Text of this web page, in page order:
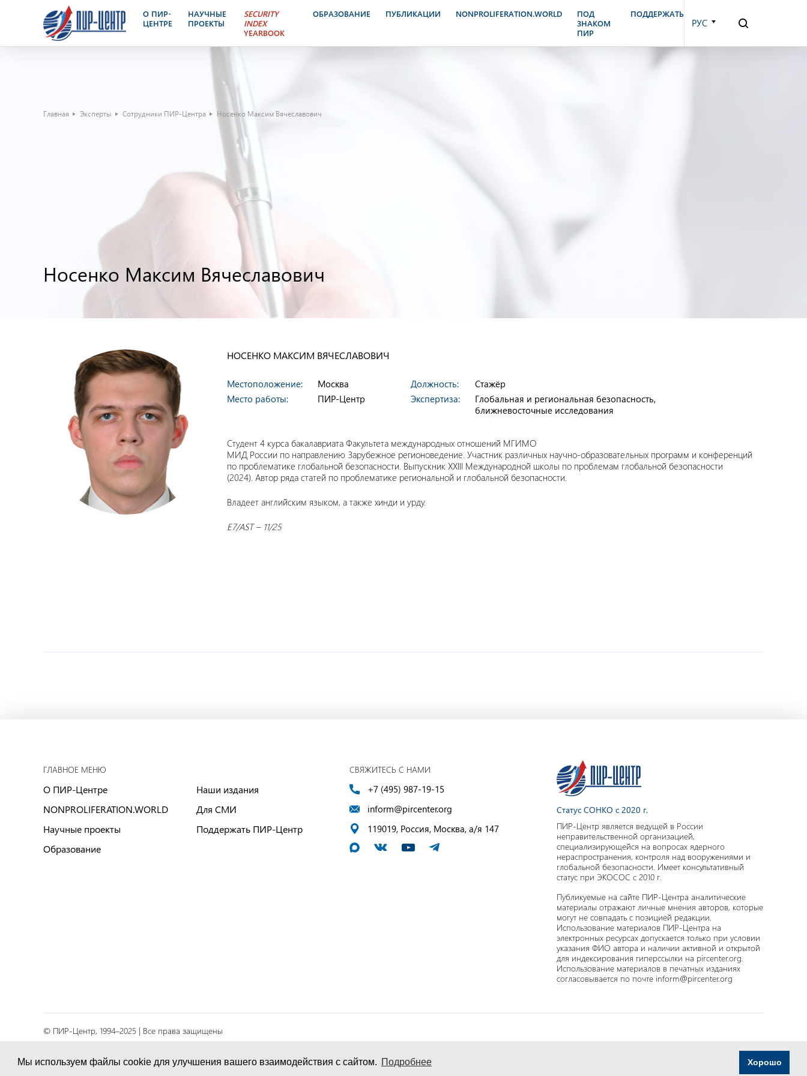
Мы используем файлы cookie для улучшения вашего взаимодействия с сайтом. Подробнее Хорошо
О ПИР-
ЦЕНТРЕ
НАУЧНЫЕ
ПРОЕКТЫ
SECURITY
INDEX
YEARBOOK
ОБРАЗОВАНИЕ ПУБЛИКАЦИИ NONPROLIFERATION.WORLD
ПОД
ЗНАКОМ
ПИР
ПОДДЕРЖАТЬ
РУС
Главная Эксперты Сотрудники ПИР-Центра Носенко Максим Вячеславович
Носенко Максим Вячеславович
НОСЕНКО МАКСИМ ВЯЧЕСЛАВОВИЧ
Местоположение:
Москва
Место работы:
ПИР-Центр
Должность:
Стажёр
Экспертиза:
Глобальная и региональная безопасность,
ближневосточные исследования
Студент 4 курса бакалавриата Факультета международных отношений МГИМО
МИД России по направлению Зарубежное регионоведение. Участник различных научно-образовательных программ и конференций
по проблематике глобальной безопасности. Выпускник XXIII Международной школы по проблемам глобальной безопасности
(2024). Автор ряда статей по проблематике региональной и глобальной безопасности.
Владеет английским языком, а также хинди и урду.
E7/AST – 11/25
ГЛАВНОЕ МЕНЮ
О ПИР-Центре
NONPROLIFERATION.WORLD
Научные проекты
Образование
Наши издания
Для СМИ
Поддержать ПИР-Центр
СВЯЖИТЕСЬ С НАМИ
+7 (495) 987-19-15
inform@pircenter.org
119019, Россия, Москва, а/я 147
Статус СОНКО с 2020 г.
ПИР-Центр является ведущей в России
неправительственной организацией,
специализирующейся на вопросах ядерного
нераспространения, контроля над вооружениями и
глобальной безопасности. Имеет консультативный
статус при ЭКОСОС с 2010 г.
Публикуемые на сайте ПИР-Центра аналитические
материалы отражают личные мнения авторов, которые
могут не совпадать с позицией редакции.
Использование материалов ПИР-Центра на
электронных ресурсах допускается только при условии
указания ФИО автора и наличии активной и открытой
для индексирования гиперссылки на pircenter.org.
Использование материалов в печатных изданиях
согласовывается по почте inform@pircenter.org
© ПИР-Центр, 1994–2025 | Все права защищены
Политика конфиденциальности и условия обработки персональных данных